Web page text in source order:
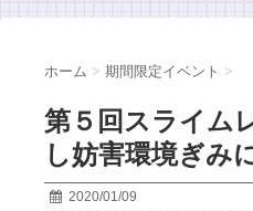
ホーム > 期間限定イベント >
第５回スライム
し妨害環境ぎみ
2020/01/09